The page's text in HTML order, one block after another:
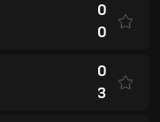
0
0
0
3